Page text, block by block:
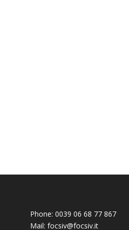
Phone: 0039 06 68 77 867
Mail: focsiv@focsiv.it